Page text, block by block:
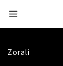
Zorali